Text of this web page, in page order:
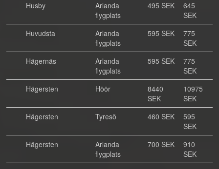
Husby
Arlanda
flygplats
495 SEK
645
SEK
Huvudsta
Arlanda
flygplats
595 SEK
775
SEK
Hägernäs
Arlanda
flygplats
595 SEK
775
SEK
Hägersten
Höör
8440
SEK
10975
SEK
Hägersten
Tyresö 460 SEK
595
SEK
Hägersten
Arlanda
flygplats
700 SEK
910
SEK